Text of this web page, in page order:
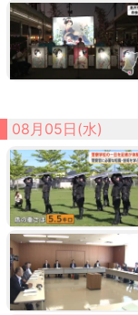
08月05日(水)